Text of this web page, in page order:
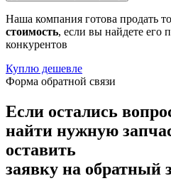
Наша компания готова продать
стоимость, если вы найдете его
конкурентов
Куплю дешевле
Форма обратной связи
Если остались
найти нужную
оставить
заявку на обратный